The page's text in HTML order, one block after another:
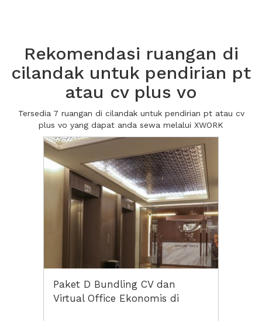
Rekomendasi ruangan di
cilandak untuk pendirian pt
atau cv plus vo
Tersedia 7 ruangan di cilandak untuk pendirian pt atau cv
plus vo yang dapat anda sewa melalui XWORK
Paket D Bundling CV dan
Virtual Office Ekonomis di